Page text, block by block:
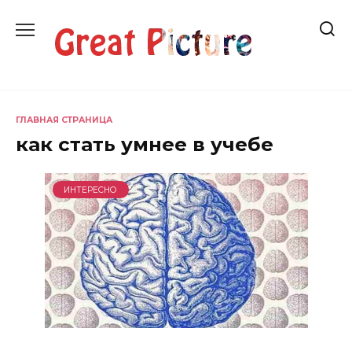
содержанию
ГЛАВНАЯ СТРАНИЦА
как стать умнее в учебе
ИНТЕРЕСНО